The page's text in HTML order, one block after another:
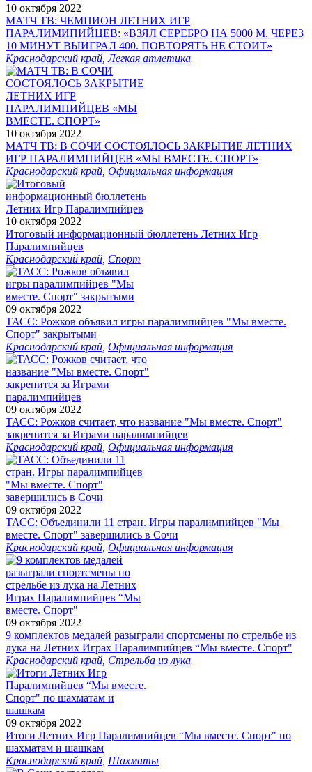
10 октября 2022
МАТЧ ТВ: ЧЕМПИОН ЛЕТНИХ ИГР
ПАРАЛИМИПИЙЦЕВ: «ВЗЯЛ СЕРЕБРО НА 5000 М. ЧЕРЕЗ
10 МИНУТ ВЫИГРАЛ 400. ПОВТОРЯТЬ НЕ СТОИТ»
Краснодарский край ,Легкая атлетика
10 октября 2022
МАТЧ ТВ: В СОЧИ СОСТОЯЛОСЬ ЗАКРЫТИЕ ЛЕТНИХ
ИГР ПАРАЛИМПИЙЦЕВ «МЫ ВМЕСТЕ. СПОРТ»
Краснодарский край Официальная информация
10 октября 2022
Итоговый информационный бюллетень Летних Игр
Паралимпийцев
Краснодарский край Спорт
09 октября 2022
ТАСС: Рожков объявил игры паралимпийцев "Мы вместе.
Спорт" закрытыми
Краснодарский край Официальная информация
09 октября 2022
ТАСС: Рожков считает, что название "Мы вместе. Спорт"
закрепится за Играми паралимпийцев
Краснодарский край Официальная информация
09 октября 2022
ТАСС: Объединили 11 стран. Игры паралимпийцев "Мы
вместе. Спорт" завершились в Сочи
Краснодарский край Официальная информация
09 октября 2022
9 комплектов медалей разыграли спортсмены по стрельбе из
лука на Летних Играх Паралимпийцев “Мы вместе. Спорт"
Краснодарский край Стрельба из лука
09 октября 2022
Итоги Летних Игр Паралимпийцев “Мы вместе. Спорт" по
шахматам и шашкам
Краснодарский край Шахматы